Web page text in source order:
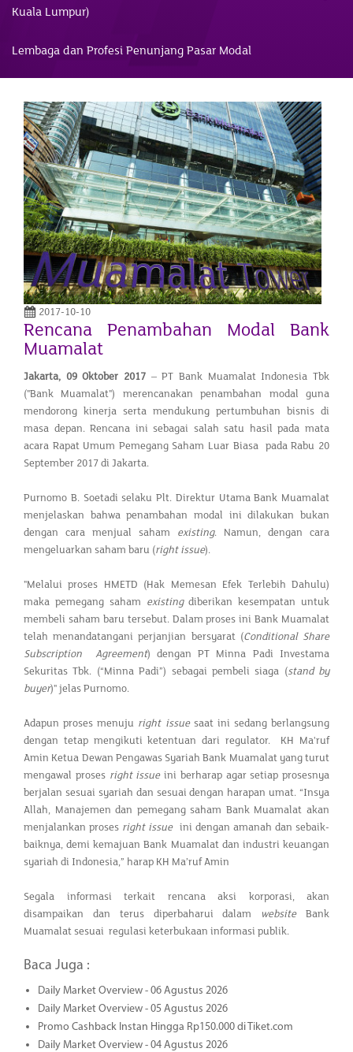
Kuala Lumpur)
Lembaga dan Profesi Penunjang Pasar Modal
2017-10-10
Rencana Penambahan Modal Bank
Muamalat
Jakarta, 09 Oktober 2017 – PT Bank Muamalat Indonesia Tbk
("Bank Muamalat") merencanakan penambahan modal guna
mendorong kinerja serta mendukung pertumbuhan bisnis di
masa depan. Rencana ini sebagai salah satu hasil pada mata
acara Rapat Umum Pemegang Saham Luar Biasa pada Rabu 20
September 2017 di Jakarta.
Purnomo B. Soetadi selaku Plt. Direktur Utama Bank Muamalat
menjelaskan bahwa penambahan modal ini dilakukan bukan
dengan cara menjual saham existing. Namun, dengan cara
mengeluarkan saham baru (right issue).
"Melalui proses HMETD (Hak Memesan Efek Terlebih Dahulu)
maka pemegang saham existingdiberikan kesempatan untuk
membeli saham baru tersebut. Dalam proses ini Bank Muamalat
telah menandatangani perjanjian bersyarat (Conditional Share
Subscription Agreement) dengan PT Minna Padi Investama
Sekuritas Tbk. (“Minna Padi”) sebagai pembeli siaga (stand by
buyer)" jelas Purnomo.
Adapun proses menuju right issuesaat ini sedang berlangsung
dengan tetap mengikuti ketentuan dari regulator. KH Ma'ruf
Amin Ketua Dewan Pengawas Syariah Bank Muamalat yang turut
mengawal proses right issue ini berharap agar setiap prosesnya
berjalan sesuai syariah dan sesuai dengan harapan umat. “Insya
Allah, Manajemen dan pemegang saham Bank Muamalat akan
menjalankan proses right issueini dengan amanah dan sebaik-
baiknya, demi kemajuan Bank Muamalat dan industri keuangan
syariah di Indonesia,” harap KH Ma’ruf Amin
Segala informasi terkait rencana aksi korporasi, akan
disampaikan dan terus diperbaharui dalam
websiteBank
Muamalat sesuai regulasi keterbukaan informasi publik.
Baca Juga :
Daily Market Overview - 06 Agustus 2026
Daily Market Overview - 05 Agustus 2026
Promo Cashback Instan Hingga Rp150.000 di Tiket.com
Daily Market Overview - 04 Agustus 2026